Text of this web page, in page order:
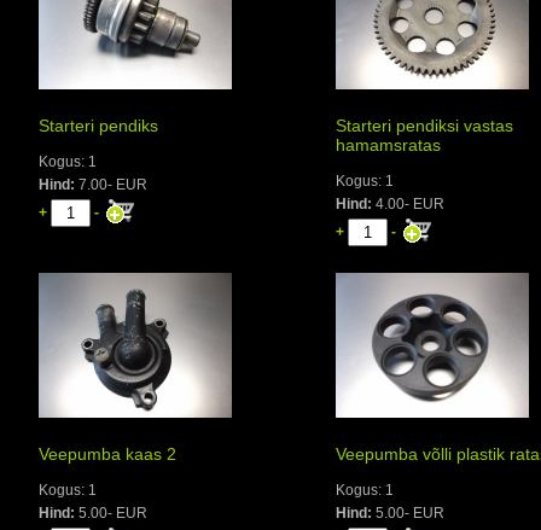
Starteri pendiks
Kogus: 1
Hind: 7.00- EUR
+
-
Starteri pendiksi vastas
hamamsratas
Kogus: 1
Hind: 4.00- EUR
+
-
Veepumba kaas 2
Kogus: 1
Hind: 5.00- EUR
Veepumba võlli plastik
Kogus: 1
Hind: 5.00- EUR